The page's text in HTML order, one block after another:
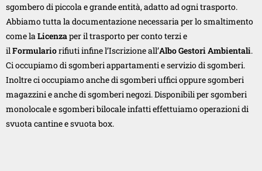
sgombero di piccola e grande entità, adatto ad ogni trasporto.
Abbiamo tutta la documentazione necessaria per lo smaltimento
come la Licenza per il trasporto per conto terzi e
il Formulariorifiuti infine l’Iscrizione all’Albo Gestori Ambientali.
Ci occupiamo di sgomberi appartamenti e servizio di sgomberi.
Inoltre ci occupiamo anche di sgomberi uffici oppure sgomberi
magazzini e anche di sgomberi negozi. Disponibili per sgomberi
monolocale e sgomberi bilocale infatti effettuiamo operazioni di
svuota cantine e svuota box.